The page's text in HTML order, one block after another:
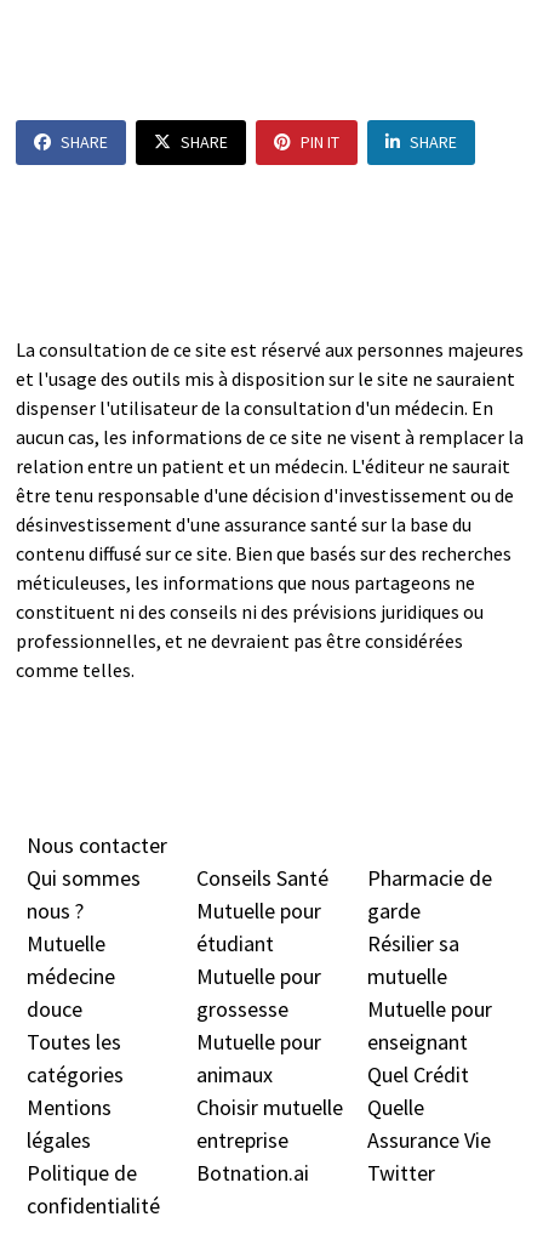
SHARE SHARE PIN IT SHARE
La consultation de ce site est réservé aux personnes majeures
et l'usage des outils mis à disposition sur le site ne sauraient
dispenser l'utilisateur de la consultation d'un médecin. En
aucun cas, les informations de ce site ne visent à remplacer la
relation entre un patient et un médecin. L'éditeur ne saurait
être tenu responsable d'une décision d'investissement ou de
désinvestissement d'une assurance santé sur la base du
contenu diffusé sur ce site. Bien que basés sur des recherches
méticuleuses, les informations que nous partageons ne
constituent ni des conseils ni des prévisions juridiques ou
professionnelles, et ne devraient pas être considérées
comme telles.
Nous contacter
Qui sommes
nous ?
Mutuelle
médecine
douce
Toutes les
catégories
Mentions
légales
Politique de
confidentialité
Conseils Santé
Mutuelle pour
étudiant
Mutuelle pour
grossesse
Mutuelle pour
animaux
Choisir mutuelle
entreprise
Botnation.ai
Pharmacie de
garde
Résilier sa
mutuelle
Mutuelle pour
enseignant
Quel Crédit
Quelle
Assurance Vie
Twitter